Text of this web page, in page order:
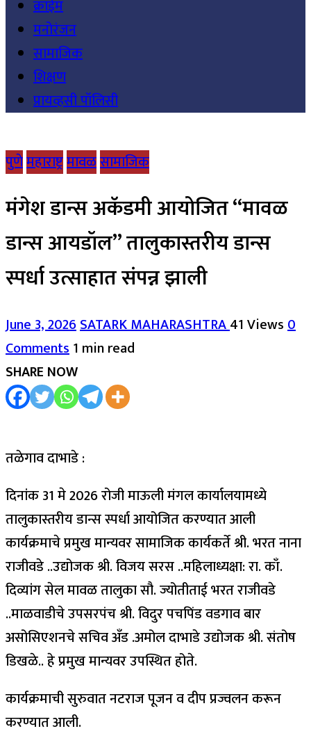
क्राईम
मनोरंजन
सामाजिक
शिक्षण
प्रायव्हसी पॉलिसी
पुणेमहाराष्ट्रमावळसामाजिक
मंगेश डान्स अकॅडमी आयोजित “मावळ
डान्स आयडॉल” तालुकास्तरीय डान्स
स्पर्धा उत्साहात संपन्न झाली
June 3, 2026SATARK MAHARASHTRA41 Views0
Comments1 min read
SHARE NOW
तळेगाव दाभाडे :
दिनांक 31 मे 2026 रोजी माऊली मंगल कार्यालयामध्ये
तालुकास्तरीय डान्स स्पर्धा आयोजित करण्यात आली
कार्यक्रमाचे प्रमुख मान्यवर सामाजिक कार्यकर्ते श्री. भरत नाना
राजीवडे ..उद्योजक श्री. विजय सरस ..महिलाध्यक्षा: रा. काँ.
दिव्यांग सेल मावळ तालुका सौ. ज्योतीताई भरत राजीवडे
..माळवाडीचे उपसरपंच श्री. विदुर पचपिंड वडगाव बार
असोसिएशनचे सचिव अँड .अमोल दाभाडे उद्योजक श्री. संतोष
डिखळे.. हे प्रमुख मान्यवर उपस्थित होते.
कार्यक्रमाची सुरुवात नटराज पूजन व दीप प्रज्वलन करून
करण्यात आली.